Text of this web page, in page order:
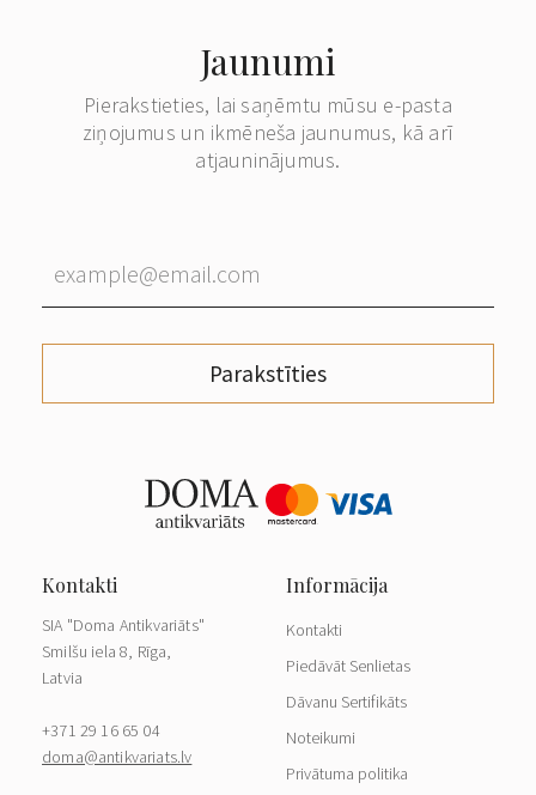
Jaunumi
Pierakstieties, lai saņēmtu mūsu e-pasta
ziņojumus un ikmēneša jaunumus, kā arī
atjauninājumus.
Parakstīties
SIA "Doma Antikvariāts"
Smilšu iela 8, Rīga,
Latvia
+371 29 16 65 04
doma@antikvariats.lv
Kontakti
Piedāvāt Senlietas
Dāvanu Sertifikāts
Noteikumi
Privātuma politika